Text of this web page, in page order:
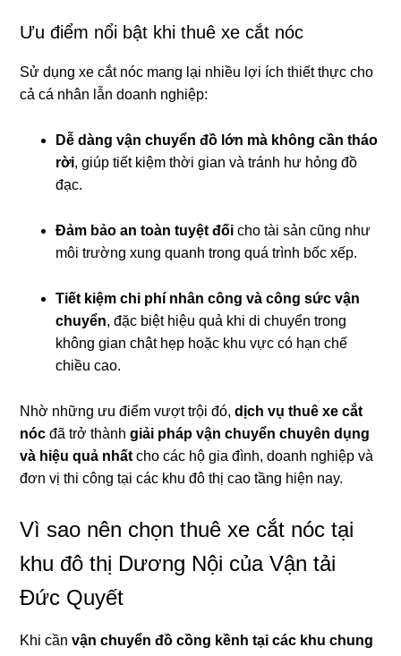
Ưu điểm nổi bật khi thuê xe cắt nóc
Sử dụng xe cắt nóc mang lại nhiều lợi ích thiết thực cho
cả cá nhân lẫn doanh nghiệp:
Dễ dàng vận chuyển đồ lớn mà không cần tháo
rời, giúp tiết kiệm thời gian và tránh hư hỏng đồ
đạc.
Đảm bảo an toàn tuyệt đối cho tài sản cũng như
môi trường xung quanh trong quá trình bốc xếp.
Tiết kiệm chi phí nhân công và công sức vận
chuyển, đặc biệt hiệu quả khi di chuyển trong
không gian chật hẹp hoặc khu vực có hạn chế
chiều cao.
Nhờ những ưu điểm vượt trội đó,dịch vụ thuê xe cắt
nóc đã trở thànhgiải pháp vận chuyển chuyên dụng
và hiệu quả nhất cho các hộ gia đình, doanh nghiệp và
đơn vị thi công tại các khu đô thị cao tầng hiện nay.
Vì sao nên chọn thuê xe cắt nóc tại
khu đô thị Dương Nội của Vận tải
Đức Quyết
Khi cầnvận chuyển đồ cồng kềnh tại các khu chung